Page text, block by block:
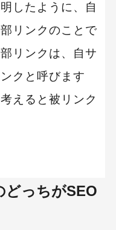
したように、自
リンクのことで
リンクは、自サ
クと呼びます
えると被リンク
どっちがSEO